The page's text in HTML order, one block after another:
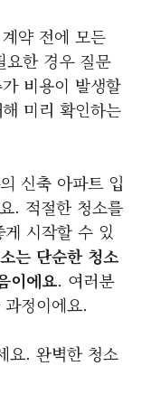
약 전에 모든
요한 경우 질문
비용이 발생할
미리 확인하는
신축 아파트 입
. 적절한 청소를
시작할 수 있
는 단순한 청소
이에요. 여러분
정이에요.
요. 완벽한 청소